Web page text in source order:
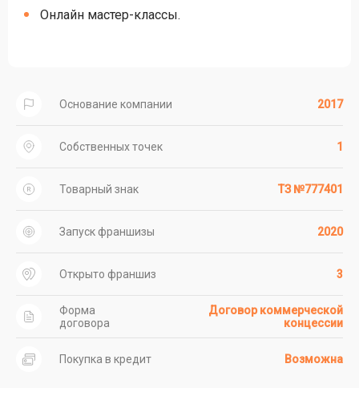
Онлайн мастер-классы.
Основание компании 2017
Собственных точек 1
Товарный знак ТЗ №777401
Запуск франшизы 2020
Открыто франшиз 3
Форма
договора
Договор коммерческой
концессии
Покупка в кредит Возможна